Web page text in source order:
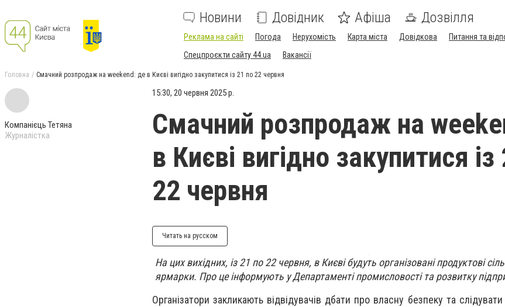
Новини Довідник Афіша Дозвілля
Реклама на сайті Погода Нерухомість Карта міста Довідкова Питання та
Спецпроєкти сайту 44.ua
Вакансії
Головна Смачний розпродаж на weekend: де в Києві вигідно закупитися із 21 по 22 червня
Компанієць Тетяна
Журналістка
15:30, 20 червня 2025 р.
Смачний розпродаж на
в Києві вигідно закупитися
22 червня
Читать на русском
На цих вихідних, із 21 по 22 червня, в Києві будуть організовані продуктові
ярмарки. Про це інформують у Департаменті промисловості та розвитку
Організатори закликають відвідувачів дбати про власну безпеку та